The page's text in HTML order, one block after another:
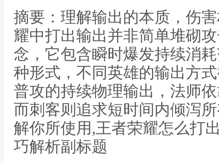
摘要：理解输出的本质，伤
耀中打出输出并非简单堆砌
念，它包含瞬时爆发持续消
种形式，不同英雄的输出方
普攻的持续物理输出，法师
而刺客则追求短时间内倾泻
解你所使用,王者荣耀怎么打
巧解析副标题